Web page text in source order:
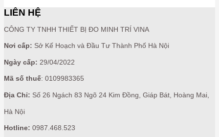
LIÊN HỆ
CÔNG TY TNHH THIẾT BỊ ĐO MINH TRÍ VINA
Nơi cấp: Sở Kế Hoạch và Đầu Tư Thành Phố Hà Nội
Ngày cấp: 29/04/2022
Mã số thuế: 0109983365
Địa Chỉ: Số 26 Ngách 83 Ngõ 24 Kim Đồng, Giáp Bát, Hoàng Mai,
Hà Nội
Hotline: 0987.468.523